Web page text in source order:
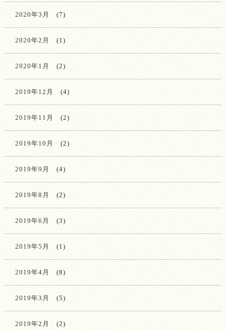
2020年3月 (7)
2020年2月 (1)
2020年1月 (2)
2019年12月 (4)
2019年11月 (2)
2019年10月 (2)
2019年9月 (4)
2019年8月 (2)
2019年6月 (3)
2019年5月 (1)
2019年4月 (8)
2019年3月 (5)
2019年2月 (2)